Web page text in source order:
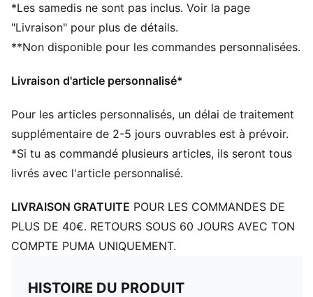
matériaux recyclés, pour un premier pas vers un avenir
meilleur.
DÉTAILS
Tige en textile
Semelle intermédiaire PUMALite
Semelle extérieure en EVA avec zones en caoutchouc
pour plus de résistance
PUMA Enfant et Adolescent : recommandé pour les
enfants âgés de 8 à 16 ans
*Les samedis ne sont pas inclus. Voir la page
"Livraison" pour plus de détails.
**Non disponible pour les commandes personnalisées.
Livraison d'article personnalisé*
Pour les articles personnalisés, un délai de traitement
supplémentaire de 2-5 jours ouvrables est à prévoir.
*Si tu as commandé plusieurs articles, ils seront tous
livrés avec l'article personnalisé.
LIVRAISON GRATUITE POUR LES COMMANDES DE
PLUS DE 40€. RETOURS SOUS 60 JOURS AVEC TON
COMPTE PUMA UNIQUEMENT.
HISTOIRE DU PRODUIT